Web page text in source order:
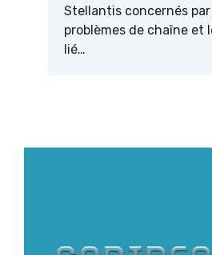
Stellantis concernés par
problèmes de chaîne et
lié…